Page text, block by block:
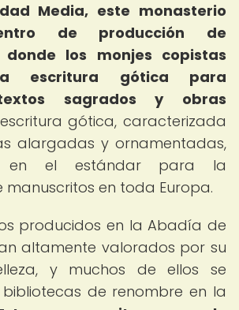
Media, este monasterio
de producción de
donde los monjes copistas
escritura gótica para
sagrados y obras
gótica, caracterizada
alargadas y ornamentadas,
en el estándar para la
en toda Europa.
producidos en la Abadía de
altamente valorados por su
y muchos de ellos se
de renombre en la